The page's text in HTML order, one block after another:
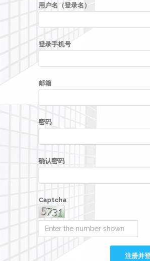
用户名（登录名）
登录手机号
邮箱
密码
确认密码
Captcha
注册并